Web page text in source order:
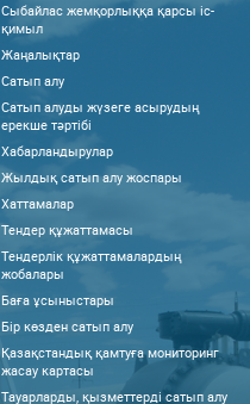
Сыбайлас жемқорлыққа қарсы іс-
қимыл
Жаңалықтар
Сатып алу
Сатып алуды жүзеге асырудың
ерекше тәртібі
Хабарландырулар
Жылдық сатып алу жоспары
Хаттамалар
Тендер құжаттамасы
Тендерлік құжаттамалардың
жобалары
Баға ұсыныстары
Бір көзден сатып алу
Қазақстандық қамтуға мониторинг
жасау картасы
Тауарларды, қызметтерді сатып алу